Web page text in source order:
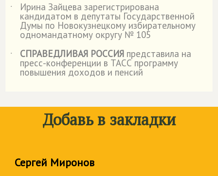
˙
Ирина Зайцева зарегистрирована
кандидатом в депутаты Государственной
Думы по Новокузнецкому избирательному
одномандатному округу № 105
˙
СПРАВЕДЛИВАЯ РОССИЯ представила на
пресс-конференции в ТАСС программу
повышения доходов и пенсий
Добавь в закладки
Сергей Миронов